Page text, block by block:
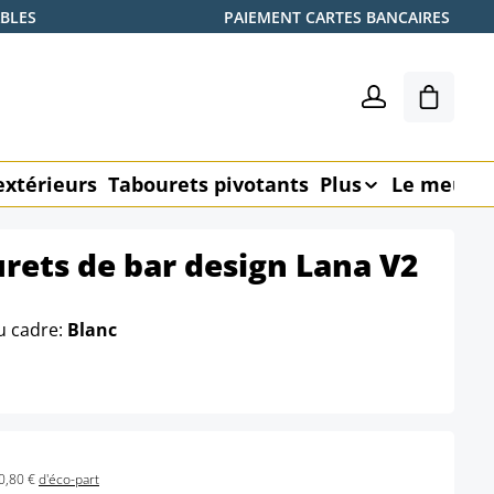
PAIEMENT CARTES BANCAIRES
Le
Tabourets pivotants Plus Le
de bar design Lana V2
cadre: Blanc
€d'éco-part